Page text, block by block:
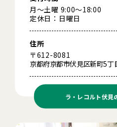
月～土曜 9:00～18:00
定休日：日曜日
住所
〒612-8081
京都府京都市伏見区新町5丁
ラ・レコルト伏見